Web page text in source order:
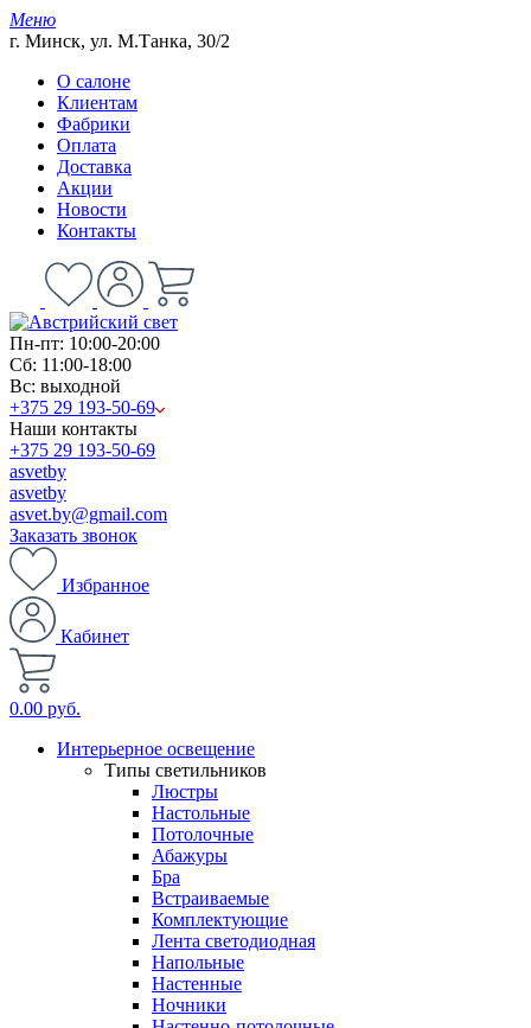
Меню
г. Минск, ул. М.Танка, 30/2
О салоне
Клиентам
Фабрики
Оплата
Доставка
Акции
Новости
Контакты
Пн-пт: 10:00-20:00
Сб: 11:00-18:00
Вс: выходной
+375 29 193-50-69
Наши контакты
+375 29 193-50-69
asvetby
asvetby
asvet.by@gmail.com
Заказать звонок
Избранное
Кабинет
0.00 руб.
Интерьерное освещение
Типы светильников
Люстры
Настольные
Потолочные
Абажуры
Бра
Встраиваемые
Комплектующие
Лента светодиодная
Напольные
Настенные
Ночники